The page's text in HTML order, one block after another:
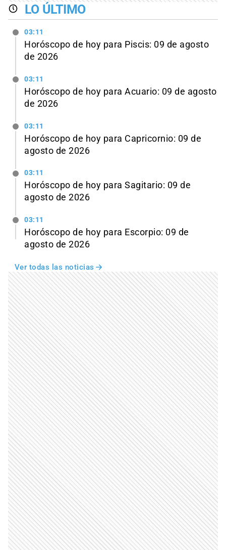
LO ÚLTIMO
03:11
Horóscopo de hoy para Piscis: 09 de agosto
de 2026
03:11
Horóscopo de hoy para Acuario: 09 de agosto
de 2026
03:11
Horóscopo de hoy para Capricornio: 09 de
agosto de 2026
03:11
Horóscopo de hoy para Sagitario: 09 de
agosto de 2026
03:11
Horóscopo de hoy para Escorpio: 09 de
agosto de 2026
Ver todas las noticias